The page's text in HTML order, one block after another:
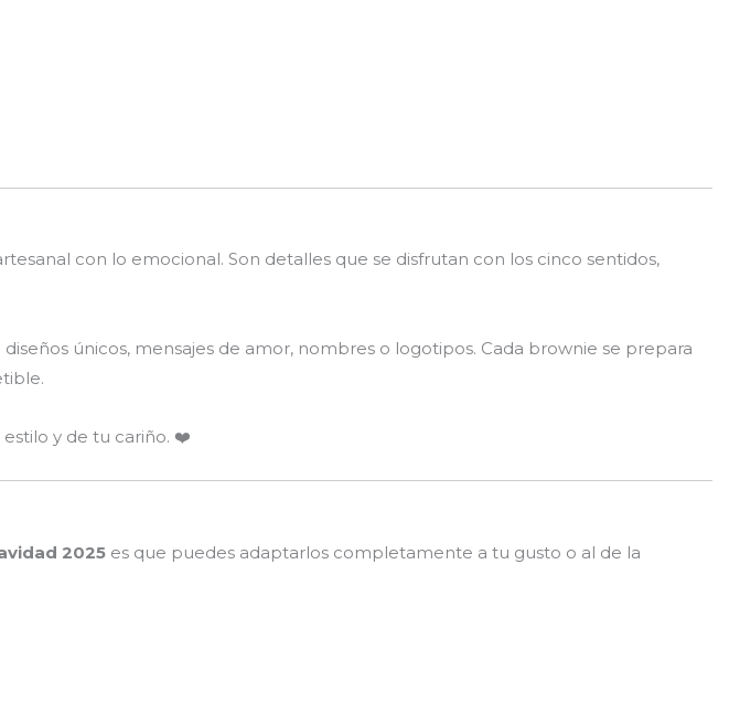
con lo emocional. Son detalles que se disfrutan con los cinco sentidos,
diseños únicos, mensajes de amor, nombres o logotipos. Cada brownie se prepara
y de tu cariño. ❤️
2025 es que puedes adaptarlos completamente a tu gusto o al de la